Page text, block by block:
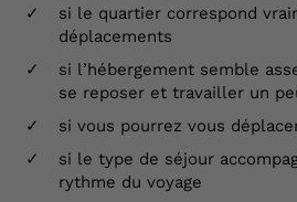
si le quartier correspond
déplacements
si l’hébergement semble
se reposer et travailler un
si vous pourrez vous
si le type de séjour
rythme du voyage